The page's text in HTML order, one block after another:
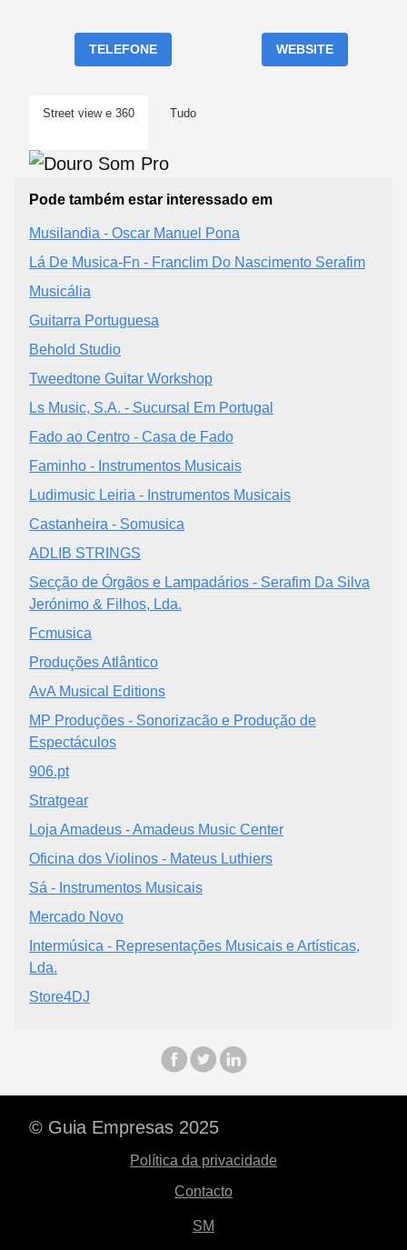
TELEFONE WEBSITE
Street view e 360 Tudo
Pode também estar interessado em
Musilandia - Oscar Manuel Pona
Lá De Musica-Fn - Franclim Do Nascimento Serafim
Musicália
Guitarra Portuguesa
Behold Studio
Tweedtone Guitar Workshop
Ls Music, S.A. - Sucursal Em Portugal
Fado ao Centro - Casa de Fado
Faminho - Instrumentos Musicais
Ludimusic Leiria - Instrumentos Musicais
Castanheira - Somusica
ADLIB STRINGS
Secção de Órgãos e Lampadários - Serafim Da Silva
Jerónimo & Filhos, Lda.
Fcmusica
Produções Atlântico
AvA Musical Editions
MP Produções - Sonorizacão e Produção de
Espectáculos
906.pt
Stratgear
Loja Amadeus - Amadeus Music Center
Oficina dos Violinos - Mateus Luthiers
Sá - Instrumentos Musicais
Mercado Novo
Intermúsica - Representações Musicais e Artísticas,
Lda.
Store4DJ
© Guia Empresas 2025
Política da privacidade
Contacto
SM